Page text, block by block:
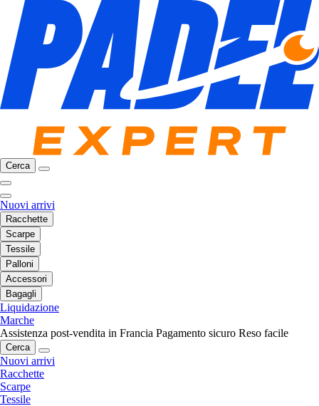
Cerca
Nuovi arrivi
Racchette
Scarpe
Tessile
Palloni
Accessori
Bagagli
Liquidazione
Marche
Assistenza post-vendita in Francia Pagamento sicuro Reso facile
Cerca
Nuovi arrivi
Racchette
Scarpe
Tessile